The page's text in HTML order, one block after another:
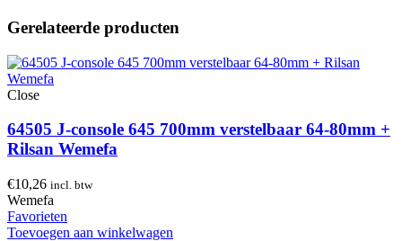
Gerelateerde producten
Close
64505 J-console 645 700mm verstelbaar 64-80mm +
Rilsan Wemefa
€10,26 incl. btw
Wemefa
Favorieten
Toevoegen aan winkelwagen